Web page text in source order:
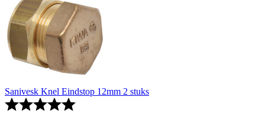
Sanivesk Knel Eindstop 12mm 2 stuks